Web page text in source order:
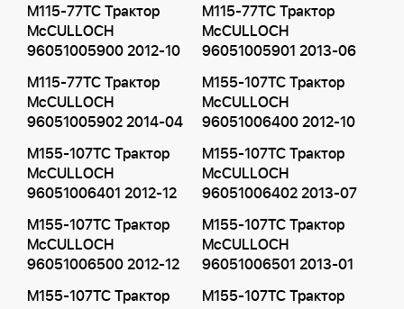
M115-77TC Трактор
McCULLOCH
96051005900 2012-10
M115-77TC Трактор
McCULLOCH
96051005901 2013-06
M115-77TC Трактор
McCULLOCH
96051005902 2014-04
M155-107TC Трактор
McCULLOCH
96051006400 2012-10
M155-107TC Трактор
McCULLOCH
96051006401 2012-12
M155-107TC Трактор
McCULLOCH
96051006402 2013-07
M155-107TC Трактор
McCULLOCH
96051006500 2012-12
M155-107TC Трактор
McCULLOCH
96051006501 2013-01
M155-107TC Трактор
M155-107TC Трактор